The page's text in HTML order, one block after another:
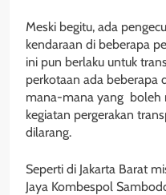
Meski begitu, ada
kendaraan di beberapa
ini pun berlaku untuk
perkotaan ada beberapa
mana-mana yang boleh
kegiatan pergerakan
dilarang.
Seperti di Jakarta Barat
Jaya Kombespol